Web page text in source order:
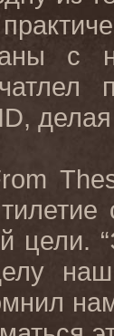
с
цели.